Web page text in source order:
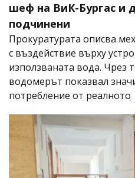
шеф на ВиК-Бургас и
подчинени
Прокуратурата описва
с въздействие върху
използваната вода. Чрез
водомерът показвал
потребление от реалното